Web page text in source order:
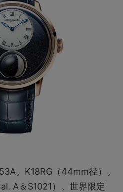
。K18RG（44mm径）。
A＆S1021）。世界限定